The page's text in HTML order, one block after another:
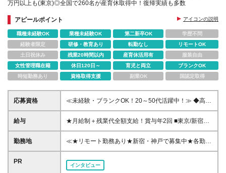
万円以上も(東京)◎全国で260名が産育休取得中！復帰実績も多数
アピールポイント アイコンの説明
職種未経験OK 業種未経験OK 第二新卒OK
学歴不問
経験者限定
研修・教育あり 転勤なし
リモートOK
土日祝休み
残業20時間以内 産育休活用有
服装自由
女性管理職在籍
休日120日～ 育児と両立
ブランクOK
時短勤務あり
資格取得支援 副業OK 国認定取得
応募資格
≪未経験・ブランクOK！20～50代活躍中！≫ ◆高卒
以上 ◆基本的なPCスキル ☆インテリアや水まわり商
品の販売等のご経験はもちろん、 業界未経験でもコ
も、大歓迎です！ ※契約の更新あり（契約期間満了前
に判断） ※通算契約期間は5年が上限となりますが、
った場合でも、無期契約社員として長く活躍しなが
給与
★月給制＋残業代全額支給！賞与年2回 ■東京/新宿：
月給30万3030円＋賞与（年2回） ■兵庫/神戸：月給
27万1430円＋賞与（年2回） ※試用期間なし ※初回
勤務地
≪★リモート勤務あり★新宿・神戸で募集中★各勤務
地駅徒歩5分以内の好立地で通勤ラクラク★≫ 【新宿
駅南口より徒歩5分の好立地】 ■東京：東京都渋谷区
代々木2-1-5 JR南新宿ビル5F ┗アクセス：JR・京
PR
インタビュー